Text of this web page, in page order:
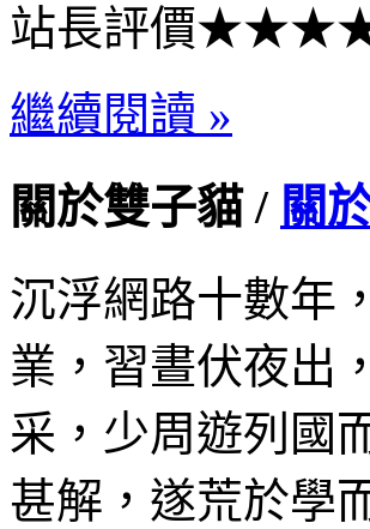
站長評價
繼續閱讀 »
關於雙子貓 / 關
沉浮網路十數年
業，習晝伏夜出
采，少周遊列國
甚解，遂荒於學